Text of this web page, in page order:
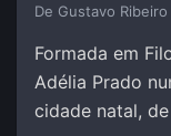
De Gustavo Ribeiro
Formada em
Adélia Prado
cidade natal,